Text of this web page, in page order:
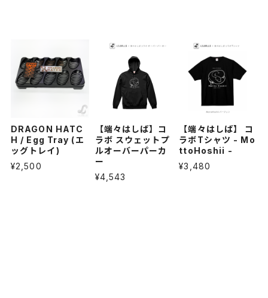
DRAGON HATC
H / Egg Tray (エ
ッグトレイ)
¥2,500
【端々はしば】コ
ラボ スウェットプ
ルオーバーパーカ
ー
¥4,543
【端々はしば】 コ
ラボTシャツ - Mo
ttoHoshii -
¥3,480